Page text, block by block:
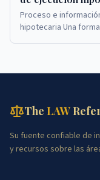
Proceso e
hipotecaria Una
The LAW
Su fuente confiable de
y recursos sobre las